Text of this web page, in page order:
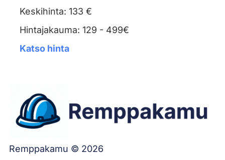
Keskihinta: 133 €
Hintajakauma: 129 - 499€
Katso hinta
Remppakamu © 2026